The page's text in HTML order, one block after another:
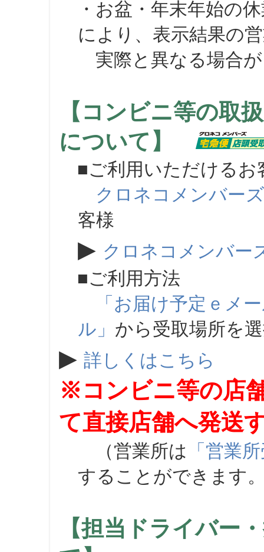
・お盆・年末年始の
により、表示結果の
実際と異なる場合が
【コンビニ等の取
について】
■ご利用いただけるお
クロネコメンバーズ
客様
▶ クロネコメンバー
■ご利用方法
「お届け予定ｅメ
ル」 から受取場所を
▶ 詳しくはこちら
※コンビニ等の店
て直接店舗へ発送
（営業所は 「営業
することができます
【担当ドライバー